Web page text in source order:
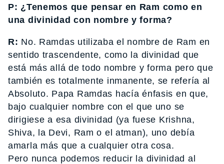
P: ¿Tenemos que pensar en Ram como en
una divinidad con nombre y forma?
R: No. Ramdas utilizaba el nombre de Ram en
sentido trascendente, como la divinidad que
está más allá de todo nombre y forma pero que
también es totalmente inmanente, se refería al
Absoluto. Papa Ramdas hacía énfasis en que,
bajo cualquier nombre con el que uno se
dirigiese a esa divinidad (ya fuese Krishna,
Shiva, la Devi, Ram o el atman), uno debía
amarla más que a cualquier otra cosa.
Pero nunca podemos reducir la divinidad al